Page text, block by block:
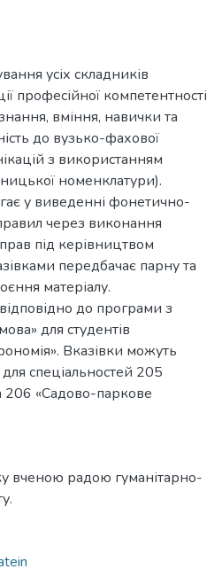
усіх складників
професійної компетентності
вміння, навички та
до вузько-фахової
з використанням
номенклатури).
у виведенні фонетично-
через виконання
під керівництвом
передбачає парну та
матеріалу.
до програми з
для студентів
Вказівки можуть
спеціальностей 205
206 «Садово-паркове
вченою радою гуманітарно-